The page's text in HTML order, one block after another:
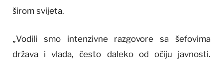
širom svijeta.
„Vodili smo intenzivne razgovore sa šefovima
država i vlada, često daleko od očiju javnosti.